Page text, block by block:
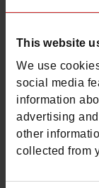
This website
We use
social media
information
advertising
other
collected from
Zool
Kenmerken
Color
Breedte van